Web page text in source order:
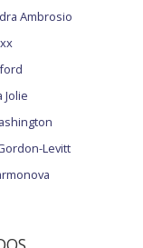
Ambrosio
Jolie
Levitt